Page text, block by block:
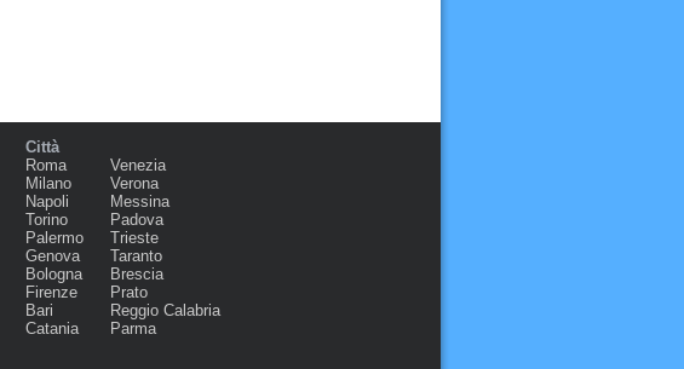
Città
Roma
Milano
Napoli
Torino
Palermo
Genova
Bologna
Firenze
Bari
Catania
Venezia
Verona
Messina
Padova
Trieste
Taranto
Brescia
Prato
Reggio Calabria
Parma